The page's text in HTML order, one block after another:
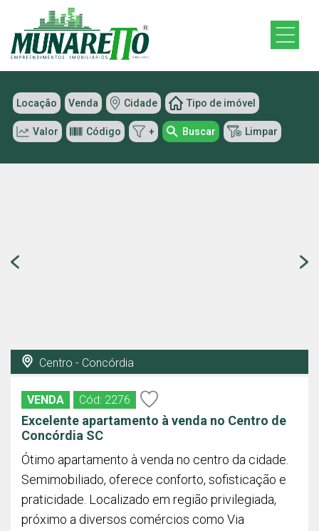
Locação Venda Cidade Tipo de imóvel
Valor Código + Buscar Limpar
Centro - Concórdia
VENDA Cód: 2276
Excelente apartamento à venda no Centro de
Concórdia SC
Ótimo apartamento à venda no centro da cidade.
Semimobiliado, oferece conforto, sofisticação e
praticidade. Localizado em região privilegiada,
próximo a diversos comércios como Via